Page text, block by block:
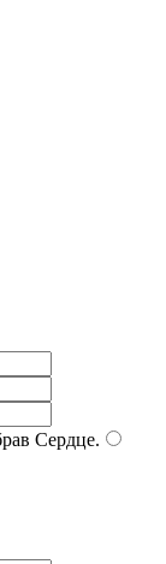
Сердце.